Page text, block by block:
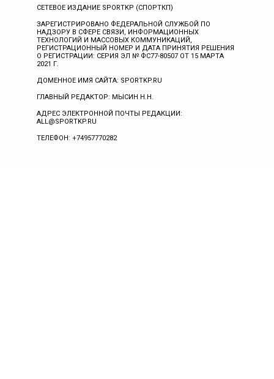
СЕТЕВОЕ ИЗДАНИЕ SPORTKP (СПОРТКП)
ЗАРЕГИСТРИРОВАНО ФЕДЕРАЛЬНОЙ СЛУЖБОЙ ПО
НАДЗОРУ В СФЕРЕ СВЯЗИ, ИНФОРМАЦИОННЫХ
ТЕХНОЛОГИЙ И МАССОВЫХ КОММУНИКАЦИЙ,
РЕГИСТРАЦИОННЫЙ НОМЕР И ДАТА ПРИНЯТИЯ РЕШЕНИЯ
О РЕГИСТРАЦИИ: СЕРИЯ ЭЛ № ФС77-80507 ОТ 15 МАРТА
2021 Г.
ДОМЕННОЕ ИМЯ САЙТА: SPORTKP.RU
ГЛАВНЫЙ РЕДАКТОР: МЫСИН Н.Н.
АДРЕС ЭЛЕКТРОННОЙ ПОЧТЫ РЕДАКЦИИ:
ALL@SPORTKP.RU
ТЕЛЕФОН: +74957770282